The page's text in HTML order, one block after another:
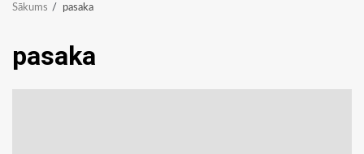
Sākums pasaka
pasaka